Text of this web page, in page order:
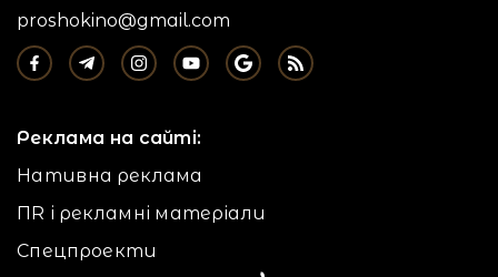
proshokino@gmail.com
Реклама на сайті:
Нативна реклама
ПR і рекламні матеріали
Спецпроекти